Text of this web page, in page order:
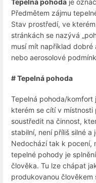
Předmětem zájmu
Stav prostředí, ve
stránkách se nazývá
musí mít například
nebo aerosolové
# Tepelná pohoda
Tepelná pohoda/komfort
kterém se cítí v
soustředit na činnost,
stabilní, není příliš silné
Nedochází tak k pocení,
tepelné pohody je
člověka. Tu lze chápat
produkovanou